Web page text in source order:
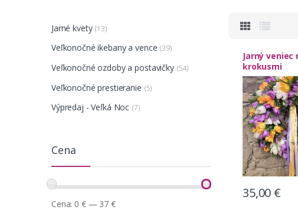
Jarný veniec
krokusmi
35,00 €
Jarné kvety (13)
Veľkonočné ikebany a vence (39)
Veľkonočné ozdoby a postavičky (54)
Veľkonočné prestieranie (5)
Výpredaj - Veľká Noc (7)
Cena
Cena: 0 €— 37 €